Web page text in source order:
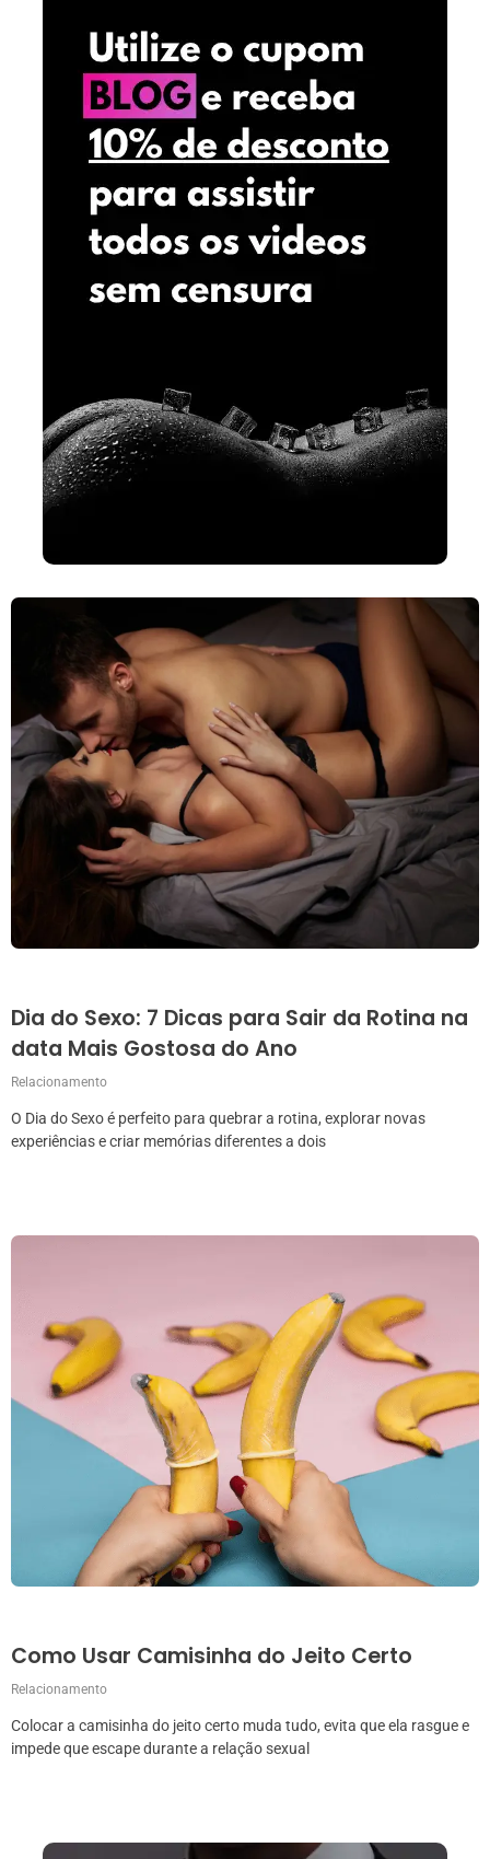
Dia do Sexo: 7 Dicas para Sair da Rotina na
data Mais Gostosa do Ano
Relacionamento
O Dia do Sexo é perfeito para quebrar a rotina, explorar novas
experiências e criar memórias diferentes a dois
Como Usar Camisinha do Jeito Certo
Relacionamento
Colocar a camisinha do jeito certo muda tudo, evita que ela rasgue e
impede que escape durante a relação sexual